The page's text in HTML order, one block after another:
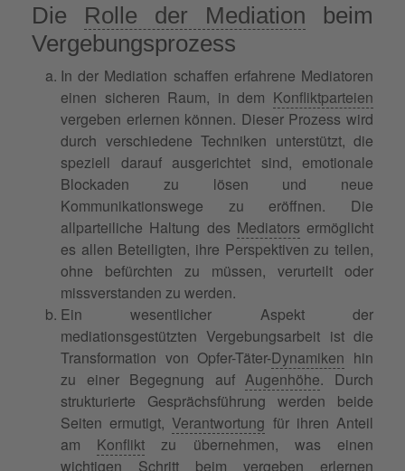
Die Rolle der Mediation beim
Vergebungsprozess
In der Mediation schaffen erfahrene Mediatoren
einen sicheren Raum, in dem Konfliktparteien
vergeben erlernen können. Dieser Prozess wird
durch verschiedene Techniken unterstützt, die
speziell darauf ausgerichtet sind, emotionale
Blockaden zu lösen und neue
Kommunikationswege zu eröffnen. Die
allparteiliche Haltung des Mediators ermöglicht
es allen Beteiligten, ihre Perspektiven zu teilen,
ohne befürchten zu müssen, verurteilt oder
missverstanden zu werden.
Ein wesentlicher Aspekt der
mediationsgestützten Vergebungsarbeit ist die
Transformation von Opfer-Täter-Dynamiken hin
zu einer Begegnung aufAugenhöhe. Durch
strukturierte Gesprächsführung werden beide
Seiten ermutigt, Verantwortung für ihren Anteil
am Konflikt zu übernehmen, was einen
wichtigen Schritt beim vergeben erlernen